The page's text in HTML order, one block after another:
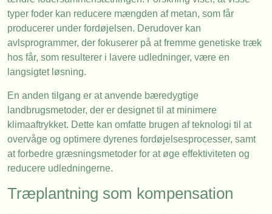
typer foder kan reducere mængden af metan, som får
producerer under fordøjelsen. Derudover kan
avlsprogrammer, der fokuserer på at fremme genetiske træk
hos får, som resulterer i lavere udledninger, være en
langsigtet løsning.
En anden tilgang er at anvende bæredygtige
landbrugsmetoder, der er designet til at minimere
klimaaftrykket. Dette kan omfatte brugen af teknologi til at
overvåge og optimere dyrenes fordøjelsesprocesser, samt
at forbedre græsningsmetoder for at øge effektiviteten og
reducere udledningerne.
Træplantning som kompensation